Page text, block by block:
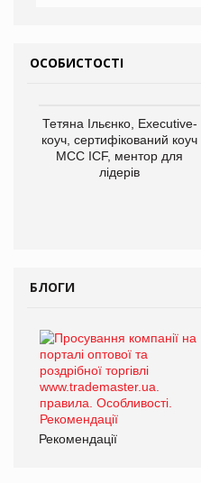
ОСОБИСТОСТІ
Тетяна Ільєнко, Executive-
коуч, сертифікований коуч
МСС ICF, ментор для
лідерів
БЛОГИ
Рекомендації